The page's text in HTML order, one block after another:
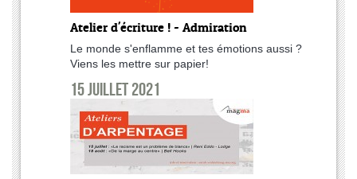
Atelier d'écriture ! - Admiration
Le monde s'enflamme et tes émotions aussi ?
Viens les mettre sur papier!
15 juillet 2021